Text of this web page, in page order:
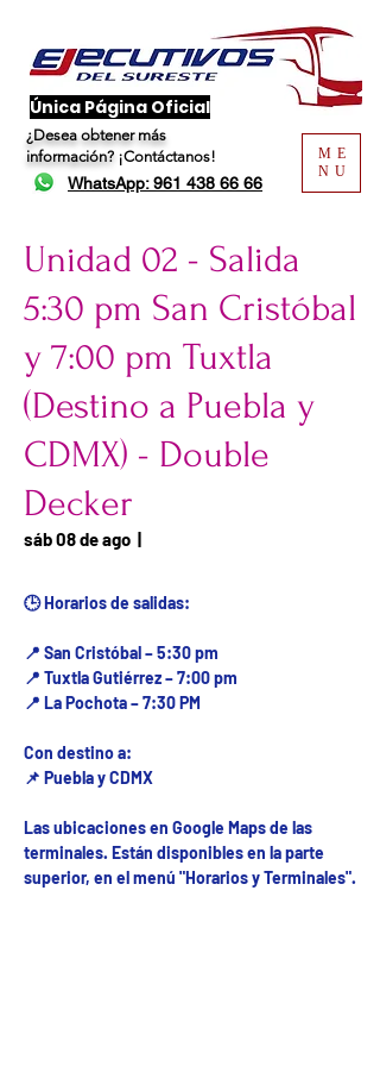
​Única Página Oficial
¿Desea obtener más
información? ¡Contáctanos!
WhatsApp: 961 438 66 66
ME
NU
Unidad 02 - Salida
5:30 pm San Cristóbal
y 7:00 pm Tuxtla
(Destino a Puebla y
CDMX) - Double
Decker
sáb 08 de ago
  |
🕒 Horarios de salidas:
📍 San Cristóbal – 5:30 pm
📍 Tuxtla Gutiérrez – 7:00 pm
📍 La Pochota – 7:30 PM
Con destino a:
📌 Puebla y CDMX
Las ubicaciones en Google Maps de las
terminales. Están disponibles en la parte
superior, en el menú "Horarios y Terminales".